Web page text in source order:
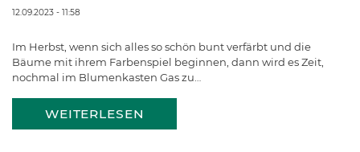
12.09.2023 - 11:58
Im Herbst, wenn sich alles so schön bunt verfärbt und die
Bäume mit ihrem Farbenspiel beginnen, dann wird es Zeit,
nochmal im Blumenkasten Gas zu…
WEITERLESEN